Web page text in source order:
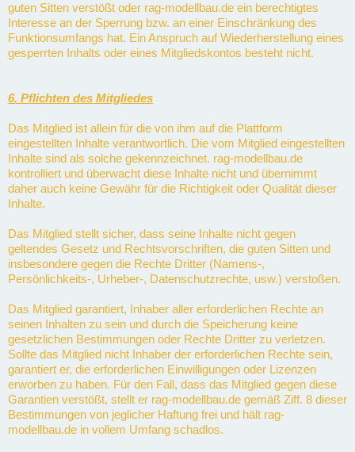
guten Sitten verstößt oder rag-modellbau.de ein berechtigtes
Interesse an der Sperrung bzw. an einer Einschränkung des
Funktionsumfangs hat. Ein Anspruch auf Wiederherstellung eines
gesperrten Inhalts oder eines Mitgliedskontos besteht nicht.
6. Pflichten des Mitgliedes
Das Mitglied ist allein für die von ihm auf die Plattform
eingestellten Inhalte verantwortlich. Die vom Mitglied eingestellten
Inhalte sind als solche gekennzeichnet. rag-modellbau.de
kontrolliert und überwacht diese Inhalte nicht und übernimmt
daher auch keine Gewähr für die Richtigkeit oder Qualität dieser
Inhalte.
Das Mitglied stellt sicher, dass seine Inhalte nicht gegen
geltendes Gesetz und Rechtsvorschriften, die guten Sitten und
insbesondere gegen die Rechte Dritter (Namens-,
Persönlichkeits-, Urheber-, Datenschutzrechte, usw.) verstoßen.
Das Mitglied garantiert, Inhaber aller erforderlichen Rechte an
seinen Inhalten zu sein und durch die Speicherung keine
gesetzlichen Bestimmungen oder Rechte Dritter zu verletzen.
Sollte das Mitglied nicht Inhaber der erforderlichen Rechte sein,
garantiert er, die erforderlichen Einwilligungen oder Lizenzen
erworben zu haben. Für den Fall, dass das Mitglied gegen diese
Garantien verstößt, stellt er rag-modellbau.de gemäß Ziff. 8 dieser
Bestimmungen von jeglicher Haftung frei und hält rag-
modellbau.de in vollem Umfang schadlos.